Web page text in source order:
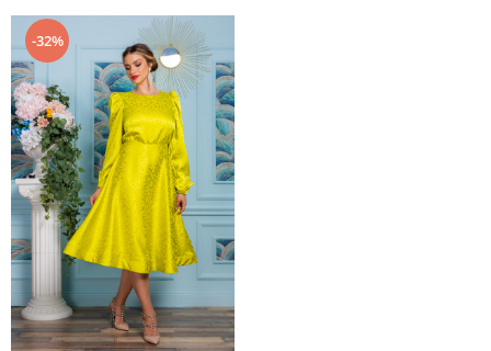
-32%